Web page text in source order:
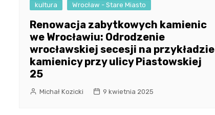
kultura Wrocław - Stare Miasto
Renowacja zabytkowych kamienic
we Wrocławiu: Odrodzenie
wrocławskiej secesji na przykładzie
kamienicy przy ulicy Piastowskiej
25
Michał Kozicki 9 kwietnia 2025